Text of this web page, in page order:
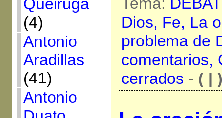
Queiruga
(4)
Antonio
Aradillas
(41)
Antonio
Tema:
Dios, Fe, La
problema de
comentarios,
cerrados - ( | )